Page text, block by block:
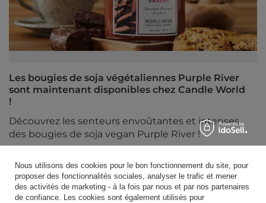
Les bougies de soja végétaliennes Purple River
sont maintenant disponibles chez Candle World
!
Découvrez les senteurs envoûtantes et intenses
des bougies de soja vegan Purple River !
Nous utilisons des cookies pour le bon fonctionnement du site, pour
proposer des fonctionnalités sociales, analyser le trafic et mener
des activités de marketing - à la fois par nous et par nos partenaires
de confiance. Les cookies sont également utilisés pour